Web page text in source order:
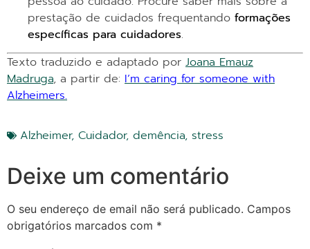
prestação de cuidados frequentando formações
específicas para cuidadores.
Texto traduzido e adaptado por Joana Emauz
Madruga, a partir de: I’m caring for someone with
Alzheimers.
Alzheimer, Cuidador, demência, stress
Deixe um comentário
O seu endereço de email não será publicado. Campos
obrigatórios marcados com *